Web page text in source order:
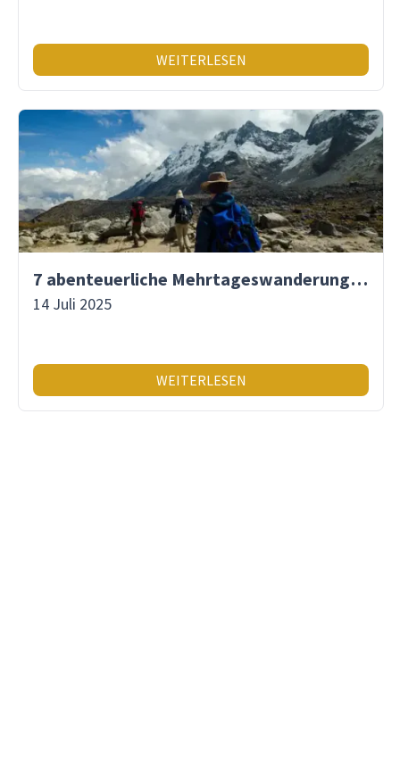
WEITERLESEN
7 abenteuerliche Mehrtageswanderungen in Südamerika
14 Juli 2025
WEITERLESEN